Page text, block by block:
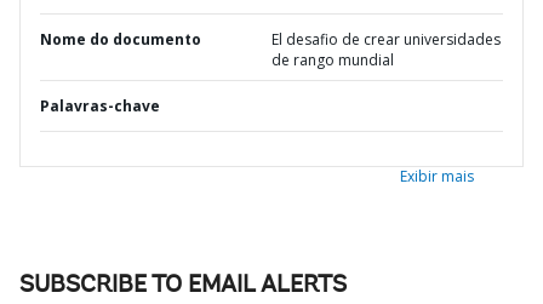
Nome do documento
El desafio de crear universidades
de rango mundial
Palavras-chave
Exibir mais
SUBSCRIBE TO EMAIL ALERTS